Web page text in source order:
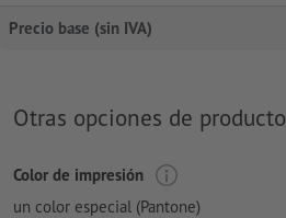
Precio base (sin IVA)
Otras opciones de producto
Color de impresión
un color especial (Pantone)